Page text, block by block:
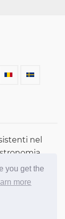
you get the
more
nel
di più sul